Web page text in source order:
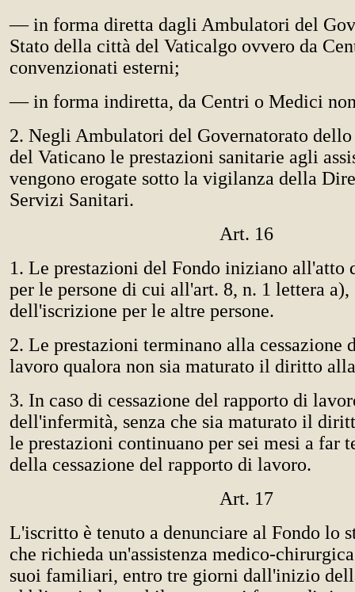
— in forma diretta dagli Ambulatori del
Stato della città del Vaticalgo ovvero da
convenzionati esterni;
— in forma indiretta, da Centri o Medici
2. Negli Ambulatori del Governatorato
del Vaticano le prestazioni sanitarie agli
vengono erogate sotto la vigilanza della
Servizi Sanitari.
Art. 16
1. Le prestazioni del Fondo iniziano all'atto
per le persone di cui all'art. 8, n. 1 lettera
dell'iscrizione per le altre persone.
2. Le prestazioni terminano alla cessazione
lavoro qualora non sia maturato il diritto
3. In caso di cessazione del rapporto di
dell'infermità, senza che sia maturato il
le prestazioni continuano per sei mesi a far
della cessazione del rapporto di lavoro.
Art. 17
L'iscritto è tenuto a denunciare al Fondo lo
che richieda un'assistenza medico-
suoi familiari, entro tre giorni dall'inizio